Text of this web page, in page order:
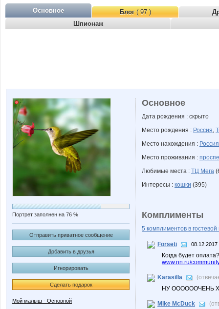
Основное Блог( 97 )
Шпионаж
Портрет заполнен на 76 %
Отправить приватное сообщение
Добавить в друзья
Игнорировать
Сделать подарок
Мой малыш - Основной
Основное
Дата рождения : скрыто
Место рождения : Россия,
Место нахождения : Россия
Место проживания :
Любимые места : ТЦ Мега
Интересы : кошки (395)
Комплименты
5 комплиментов в гостевой
Forseti 08.12.2017
Когда будет оплата?
www.nn.ru/
Karasilla
НУ ООООООЧЕНЬ
Mike McDuck